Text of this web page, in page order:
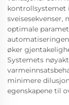
kontrollsystemet
optimale
øker
Systemets
minimere
egenskapene til